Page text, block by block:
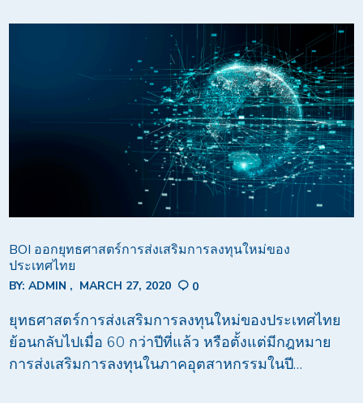
BOI ออกยุทธศาสตร์การส่งเสริมการลงทุนใหม่ของ
ประเทศไทย
BY:ADMIN MARCH 27, 2020 0
ยุทธศาสตร์การส่งเสริมการลงทุนใหม่ของประเทศไทย
ย้อนกลับไปเมื่อ 60 กว่าปีที่แล้ว หรือตั้งแต่มีกฎหมาย
การส่งเสริมการลงทุนในภาคอุตสาหกรรมในปี…